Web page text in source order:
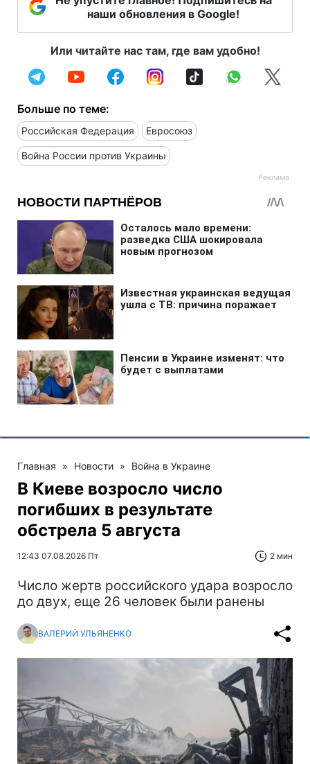
наши обновления в Google!
Или читайте нас там, где вам удобно!
Больше по теме:
Российская Федерация Евросоюз
Война России против Украины
Главная » Новости » Война в Украине
В Киеве возросло число
погибших в результате
обстрела 5 августа
12:43 07.08.2026 Пт 2 мин
Число жертв российского удара возросло
до двух, еще 26 человек были ранены
ВАЛЕРИЙ УЛЬЯНЕНКО